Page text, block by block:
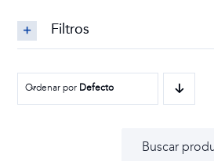
Filtros
Ordenar por Defecto